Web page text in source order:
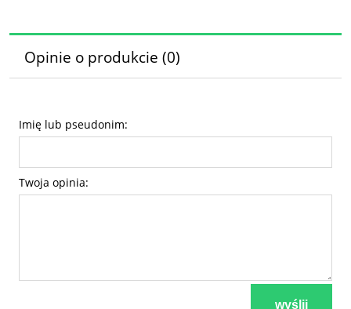
Opinie o produkcie (0)
Imię lub pseudonim:
Twoja opinia:
wyślij